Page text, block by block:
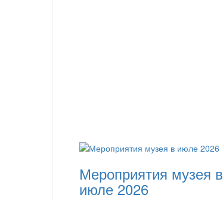
Мероприятия музея в
июле 2026